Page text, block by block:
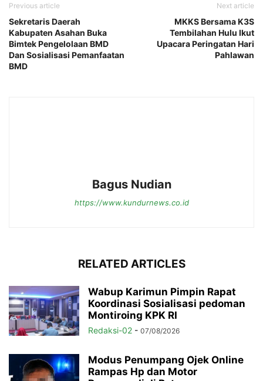
Previous article
Sekretaris Daerah
Kabupaten Asahan Buka
Bimtek Pengelolaan BMD
Dan Sosialisasi Pemanfaatan
BMD
Next article
MKKS Bersama K3S
Tembilahan Hulu Ikut
Upacara Peringatan Hari
Pahlawan
Bagus Nudian
https://www.kundurnews.co.id
RELATED ARTICLES
Wabup Karimun Pimpin Rapat
Koordinasi Sosialisasi pedoman
Montiroing KPK RI
Redaksi-02 - 07/08/2026
Modus Penumpang Ojek Online
Rampas Hp dan Motor